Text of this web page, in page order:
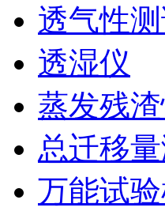
透气性
透湿仪
蒸发残
总迁移
万能试